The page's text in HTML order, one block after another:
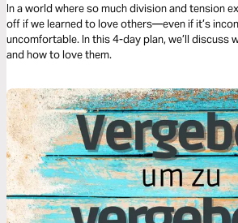
In a world where so much division and tension
off if we learned to love others—even if it’s
uncomfortable. In this 4-day plan, we’ll discuss
and how to love them.